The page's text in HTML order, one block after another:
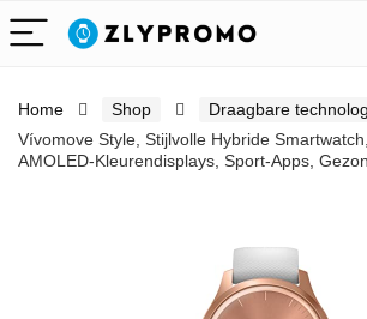
Home Shop Draagbare
Vívomove Style, Stijlvolle Hybride
AMOLED-Kleurendisplays, Sport-Apps,